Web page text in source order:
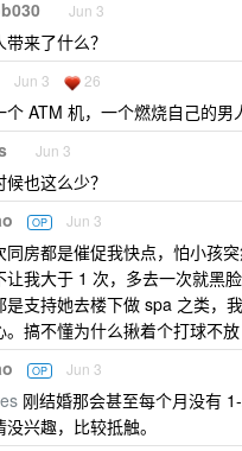
Jun 3
来了什么？
Jun 3 26
ATM 机，一个燃烧自己的男
Jun 3
也这么少？
OP Jun 3
同房都是催促我快点，怕小孩突
我大于 1 次，多去一次就黑脸
是支持她去楼下做 spa 之类，
。搞不懂为什么揪着个打球不放
OP Jun 3
刚结婚那会甚至每个月没有
兴趣，比较抵触。